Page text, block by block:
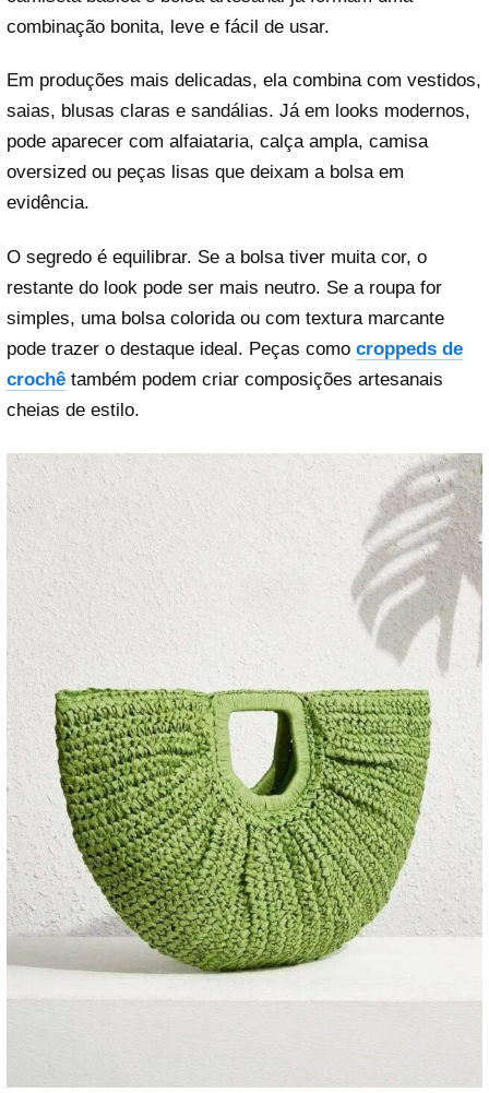
combinação bonita, leve e fácil de usar.
Em produções mais delicadas, ela combina com vestidos,
saias, blusas claras e sandálias. Já em looks modernos,
pode aparecer com alfaiataria, calça ampla, camisa
oversized ou peças lisas que deixam a bolsa em
evidência.
O segredo é equilibrar. Se a bolsa tiver muita cor, o
restante do look pode ser mais neutro. Se a roupa for
simples, uma bolsa colorida ou com textura marcante
pode trazer o destaque ideal. Peças como croppeds de
crochê também podem criar composições artesanais
cheias de estilo.